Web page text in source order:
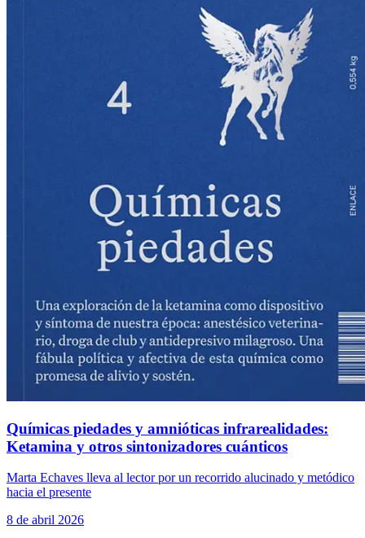
Químicas piedades y amnióticas infrarealidades:
Ketamina y otros sintonizadores cuánticos
Marta Echaves lleva al lector por un recorrido alucinado y metódico
hacia el presente
8 de abril 2026